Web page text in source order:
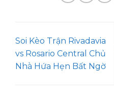
Soi Kèo Trận Rivadavia
vs Rosario Central Chủ
Nhà Hứa Hẹn Bất Ngờ